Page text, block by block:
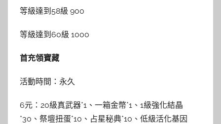
等級達到58級 900
等級達到60級 1000
首充領寶藏
活動時間：永久
6元：20級真武器*1、一箱金幣*1、1級強化結晶
*30、祭壇扭蛋*10、占星秘典*10、低級活化基因